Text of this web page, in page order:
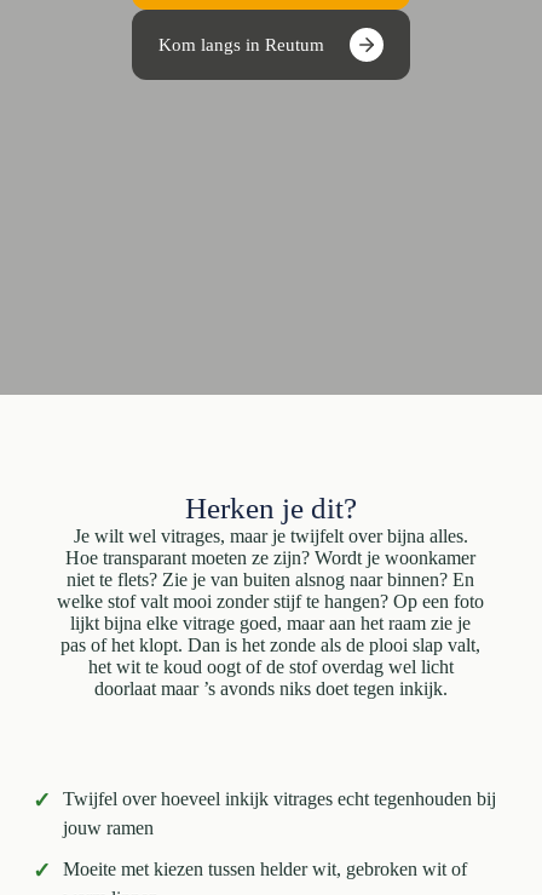
Kom langs in Reutum
Herken je dit?
Je wilt wel vitrages, maar je twijfelt over bijna alles.
Hoe transparant moeten ze zijn? Wordt je woonkamer
niet te flets? Zie je van buiten alsnog naar binnen? En
welke stof valt mooi zonder stijf te hangen? Op een foto
lijkt bijna elke vitrage goed, maar aan het raam zie je
pas of het klopt. Dan is het zonde als de plooi slap valt,
het wit te koud oogt of de stof overdag wel licht
doorlaat maar ’s avonds niks doet tegen inkijk.
✓
Twijfel over hoeveel inkijk vitrages echt tegenhouden bij
jouw ramen
✓
Moeite met kiezen tussen helder wit, gebroken wit of